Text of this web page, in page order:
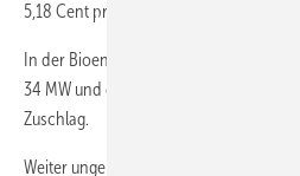
5,18 Cent pro kWh.
In der Bioenergie-Ausschreibung
34 MW und damit nur für ein Fünftel der
Zuschlag.
Weiter ungeklärt bleibt die